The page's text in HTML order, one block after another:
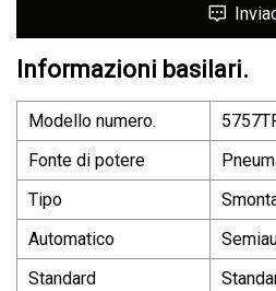
Informazioni basilari.
Modello numero.
Fonte di potere
Tipo
Automatico
Standard